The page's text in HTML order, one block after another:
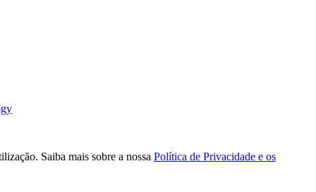
Saiba mais sobre a nossa Política de Privacidade e os